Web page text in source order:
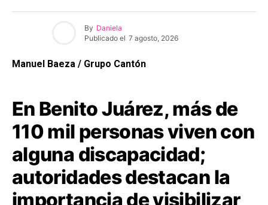
By Daniela
Publicado el 7 agosto, 2026
Manuel Baeza / Grupo Cantón
En Benito Juárez, más de
110 mil personas viven con
alguna discapacidad;
autoridades destacan la
importancia de visibilizar